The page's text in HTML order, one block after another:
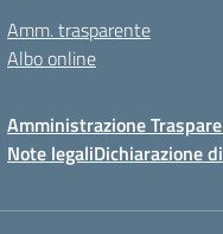
Amm. trasparente
Albo online
Amministrazione
Note legaliDichiarazione